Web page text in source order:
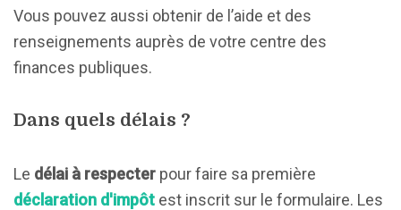
Vous pouvez aussi obtenir de l’aide et des
renseignements auprès de votre centre des
finances publiques.
Dans quels délais ?
Le délai à respecter pour faire sa première
déclaration d'impôt est inscrit sur le formulaire. Les